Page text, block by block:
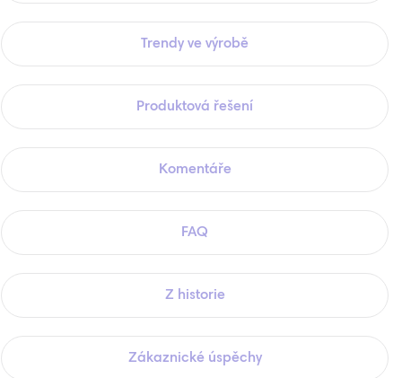
Trendy ve výrobě
Produktová řešení
Komentáře
FAQ
Z historie
Zákaznické úspěchy